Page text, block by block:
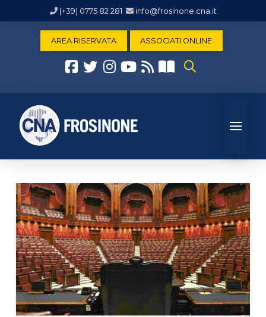
(+39) 0775 82 281 info@frosinone.cna.it
AREA RISERVATA ASSOCIATI ONLINE